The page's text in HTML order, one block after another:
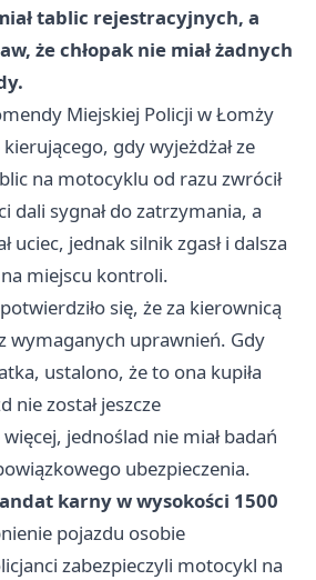
tablic rejestracyjnych, a
że chłopak nie miał żadnych
Miejskiej Policji w Łomży
gdy wyjeżdżał ze
na motocyklu od razu zwrócił
dali sygnał do zatrzymania, a
uciec, jednak silnik zgasł i dalsza
na miejscu kontroli.
się, że za kierownicą
wymaganych uprawnień. Gdy
ustalono, że to ona kupiła
nie został jeszcze
jednoślad nie miał badań
ubezpieczenia.
karny w wysokości 1500
pojazdu osobie
zabezpieczyli motocykl na